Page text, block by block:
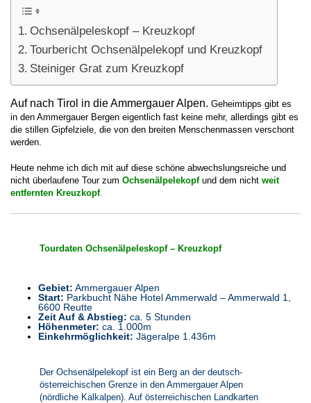
Ochsenälpeleskopf – Kreuzkopf
Tourbericht Ochsenälpelekopf und Kreuzkopf
Steiniger Grat zum Kreuzkopf
Auf nach Tirol in die Ammergauer Alpen. Geheimtipps gibt es
in den Ammergauer Bergen eigentlich fast keine mehr, allerdings gibt es
die stillen Gipfelziele, die von den breiten Menschenmassen verschont
werden.
Heute nehme ich dich mit auf diese schöne abwechslungsreiche und
nicht überlaufene Tour zum Ochsenälpelekopfund dem nicht weit
entfernten Kreuzkopf.
Tourdaten Ochsenälpeleskopf – Kreuzkopf
Gebiet: Ammergauer Alpen
Start: Parkbucht Nähe Hotel Ammerwald – Ammerwald 1,
6600 Reutte
Zeit Auf & Abstieg: ca. 5 Stunden
Höhenmeter: ca. 1.000m
Einkehrmöglichkeit: Jägeralpe 1.436m
Der Ochsenälpelekopf ist ein Berg an der deutsch-
österreichischen Grenze in den Ammergauer Alpen
(nördliche Kalkalpen). Auf österreichischen Landkarten